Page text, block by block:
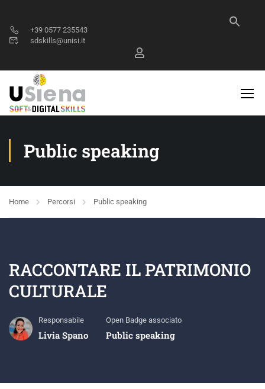
+39 0577 235543
sdskills@unisi.it
Public speaking
Home Percorsi Public speaking
RACCONTARE IL PATRIMONIO
CULTURALE
Responsabile
Livia Spano
Open Badge associato
Public speaking